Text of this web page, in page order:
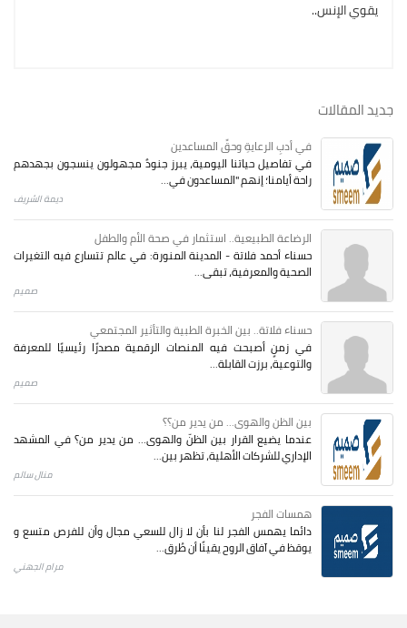
يقوي الإنس..
جديد المقالات
في أدبِ الرعايةِ وحقِّ المساعدين
في تفاصيل حياتنا اليومية، يبرز جنودٌ مجهولون ينسجون بجهدهم
راحة أيامنا؛ إنهم "المساعدون في...
ديمة الشريف
الرضاعة الطبيعية.. استثمار في صحة الأم والطفل
حسناء أحمد فلاتة - المدينة المنورة: في عالم تتسارع فيه التغيرات
الصحية والمعرفية، تبقى...
صميم
حسناء فلاتة.. بين الخبرة الطبية والتأثير المجتمعي
في زمنٍ أصبحت فيه المنصات الرقمية مصدرًا رئيسيًا للمعرفة
والتوعية، برزت القابلة...
صميم
بين الظن والهوى... من يدير من؟؟
عندما يضيع القرار بين الظنّ والهوى… من يدير من؟ في المشهد
الإداري للشركات الأهلية، تظهر بين...
منال سالم
همسات الفجر
دائما يهمس الفجر لنا بأن لا زال للسعي مجال وأن للفرص متسع و
يوقظ في آفاق الروح يقينًا أن طُرق...
مرام الجهني